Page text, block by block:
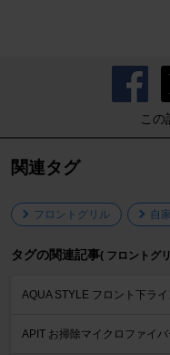
この
関連タグ
フロントグリル 自
タグの関連記事( フロントグ
AQUA STYLE フロント下ライ
APIT お掃除マイクロファイ